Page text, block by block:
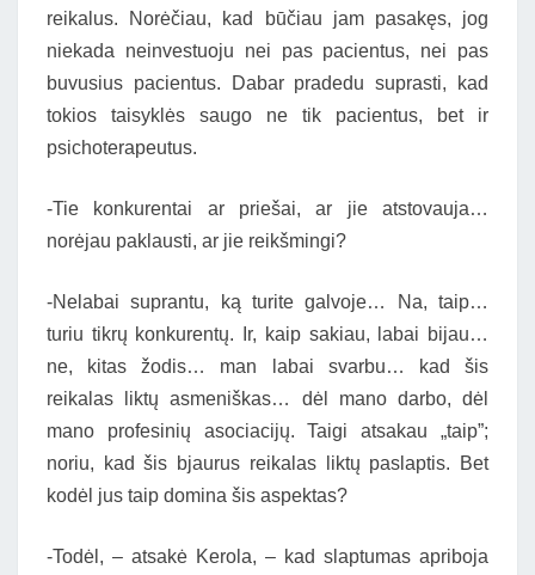
reikalus. Norėčiau, kad būčiau jam pasakęs, jog
niekada neinvestuoju nei pas pacientus, nei pas
buvusius pacientus. Dabar pradedu suprasti, kad
tokios taisyklės saugo ne tik pacientus, bet ir
psichoterapeutus.
-Tie konkurentai ar priešai, ar jie atstovauja…
norėjau paklausti, ar jie reikšmingi?
-Nelabai suprantu, ką turite galvoje… Na, taip…
turiu tikrų konkurentų. Ir, kaip sakiau, labai bijau…
ne, kitas žodis… man labai svarbu… kad šis
reikalas liktų asmeniškas… dėl mano darbo, dėl
mano profesinių asociacijų. Taigi atsakau „taip”;
noriu, kad šis bjaurus reikalas liktų paslaptis. Bet
kodėl jus taip domina šis aspektas?
-Todėl, – atsakė Kerola, – kad slaptumas apriboja